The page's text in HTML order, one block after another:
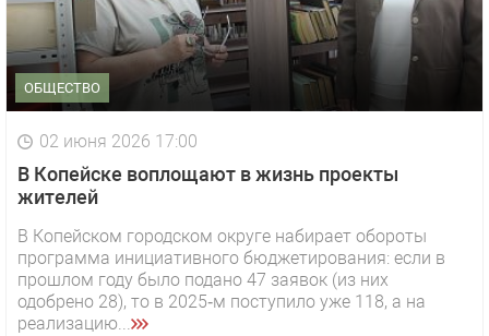
ОБЩЕСТВО
02 июня 2026 17:00
В Копейске воплощают в жизнь проекты
жителей
В Копейском городском округе набирает обороты
программа инициативного бюджетирования: если в
прошлом году было подано 47 заявок (из них
одобрено 28), то в 2025‑м поступило уже 118, а на
реализацию...